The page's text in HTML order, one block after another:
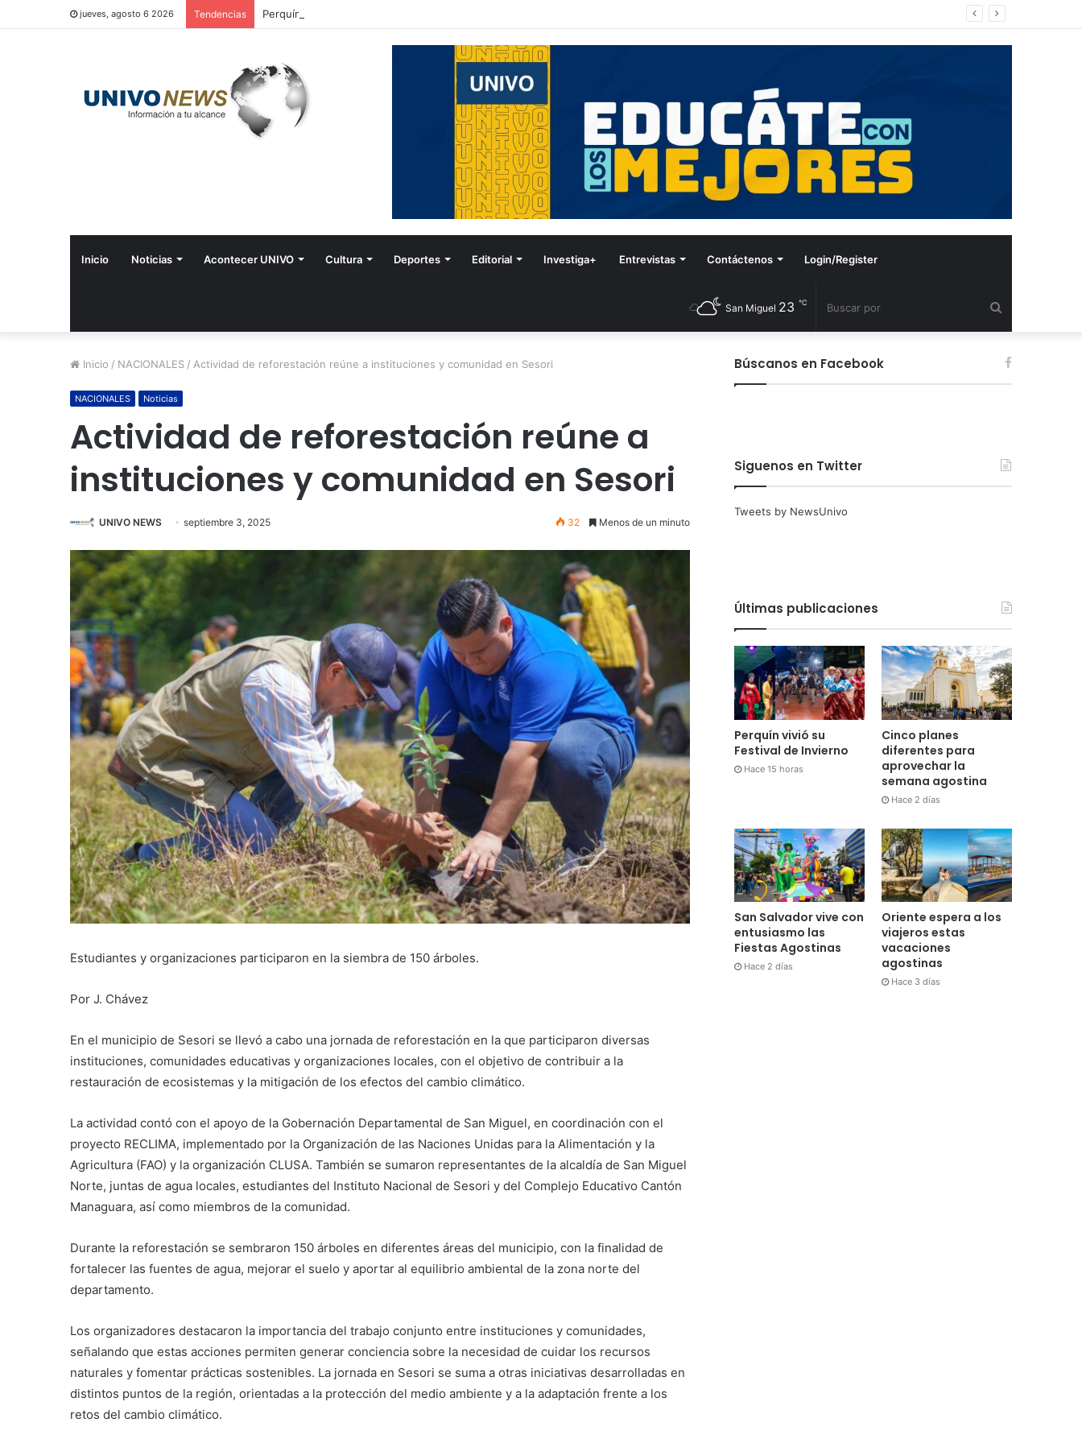
jueves, agosto 6 2026 Tendencias Perquín vivió su Festival de Invierno
Inicio Noticias Acontecer UNIVO Cultura Deportes Editorial Investiga+ Entrevistas Contáctenos Login/Register
por
San Miguel 23 ℃
Inicio / NACIONALES / Actividad de reforestación reúne a instituciones y comunidad en Sesori
NACIONALES Noticias
Actividad de reforestación reúne a
instituciones y comunidad en Sesori
UNIVO NEWS septiembre 3, 2025 32 Menos de un minuto
Estudiantes y organizaciones participaron en la siembra de 150 árboles.
Por J. Chávez
En el municipio de Sesori se llevó a cabo una jornada de reforestación en la que participaron diversas
instituciones, comunidades educativas y organizaciones locales, con el objetivo de contribuir a la
restauración de ecosistemas y la mitigación de los efectos del cambio climático.
La actividad contó con el apoyo de la Gobernación Departamental de San Miguel, en coordinación con el
proyecto RECLIMA, implementado por la Organización de las Naciones Unidas para la Alimentación y la
Agricultura (FAO) y la organización CLUSA. También se sumaron representantes de la alcaldía de San Miguel
Norte, juntas de agua locales, estudiantes del Instituto Nacional de Sesori y del Complejo Educativo Cantón
Managuara, así como miembros de la comunidad.
Durante la reforestación se sembraron 150 árboles en diferentes áreas del municipio, con la finalidad de
fortalecer las fuentes de agua, mejorar el suelo y aportar al equilibrio ambiental de la zona norte del
departamento.
Los organizadores destacaron la importancia del trabajo conjunto entre instituciones y comunidades,
señalando que estas acciones permiten generar conciencia sobre la necesidad de cuidar los recursos
naturales y fomentar prácticas sostenibles. La jornada en Sesori se suma a otras iniciativas desarrolladas en
distintos puntos de la región, orientadas a la protección del medio ambiente y a la adaptación frente a los
retos del cambio climático.
Suben los precios de los
Peregrinación Camino de San
Óscar Romero inicia recorrido
UNIVO fortalece la formación de
los futuros periodistas
prácticas en su Laboratorio de
Comunicaciones
Búscanos en Facebook
Siguenos en Twitter
Tweets by NewsUnivo
Últimas publicaciones
Perquín vivió su
Festival de Invierno
Hace 15 horas
Cinco planes
diferentes para
aprovechar la
semana agostina
Hace 2 días
San Salvador vive con
entusiasmo las
Fiestas Agostinas
Hace 2 días
Oriente espera a los
viajeros estas
vacaciones
agostinas
Hace 3 días